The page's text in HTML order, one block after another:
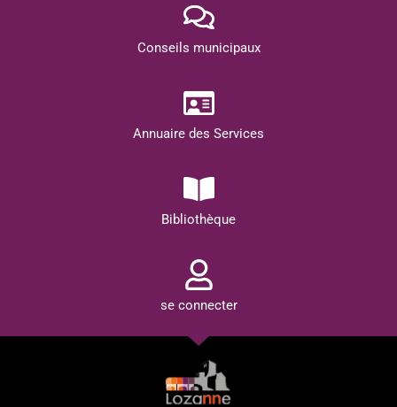
Conseils municipaux
Annuaire des Services
Bibliothèque
se connecter